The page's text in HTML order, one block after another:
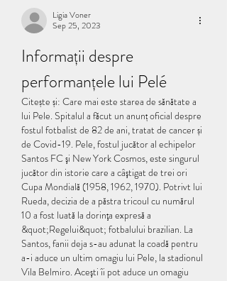
Ligia Voner
Sep 25, 2023
Informații despre
performanțele lui Pelé
Citește și: Care mai este starea de sănătate a
lui Pele. Spitalul a făcut un anunț oficial despre
fostul fotbalist de 82 de ani, tratat de cancer și
de Covid-19. Pele, fostul jucător al echipelor
Santos FC şi New York Cosmos, este singurul
jucător din istorie care a câştigat de trei ori
Cupa Mondială (1958, 1962, 1970). Potrivt lui
Rueda, decizia de a păstra tricoul cu numărul
10 a fost luată la dorinţa expresă a
&quot;Regelui&quot; fotbalului brazilian. La
Santos, fanii deja s-au adunat la coadă pentru
a-i aduce un ultim omagiu lui Pele, la stadionul
Vila Belmiro. Aceşti îi pot aduce un omagiu